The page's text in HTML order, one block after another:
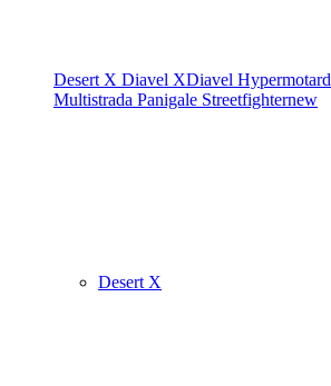
Desert X Diavel XDiavel Hypermotard
Multistrada Panigale Streetfighternew
Desert X